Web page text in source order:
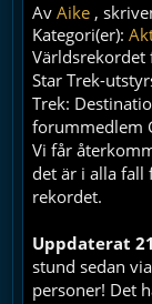
AvAike ,
Kategori(er):
Star Trek-
Trek:
forummedlem
Vi får
det är i alla fall
rekordet.
Uppdaterat
stund sedan
personer! Det